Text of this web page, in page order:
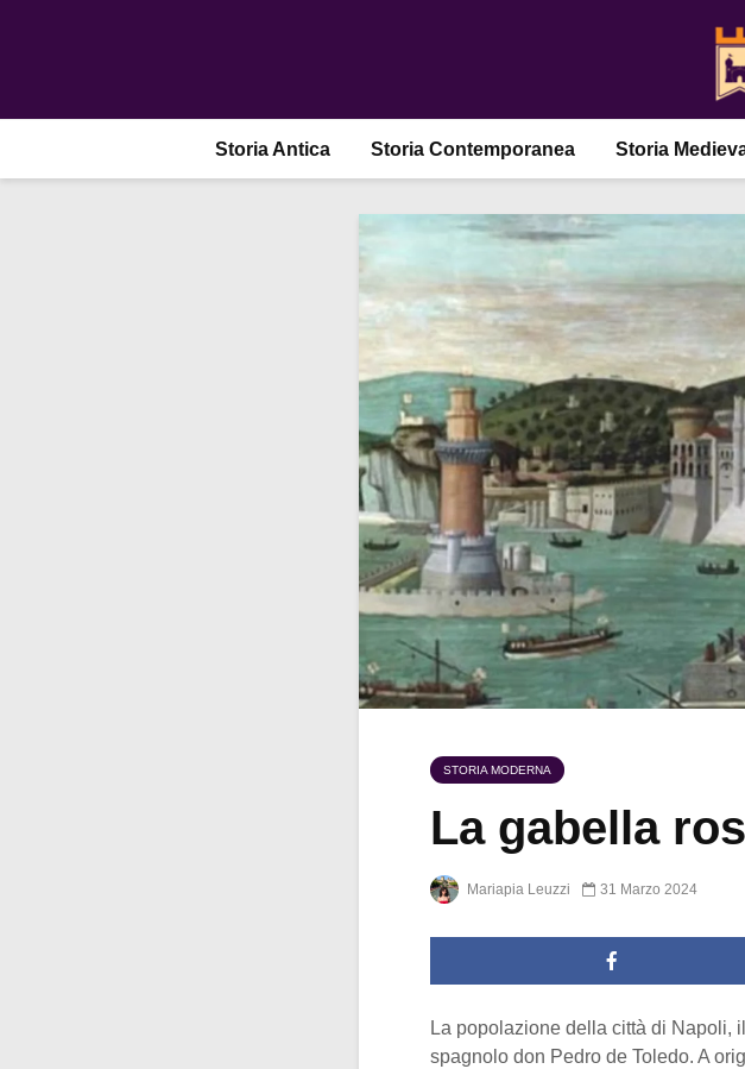
Storia Antica Storia Contemporanea Storia
STORIA MODERNA
La gabella
Mariapia Leuzzi 31 Marzo 2024
La popolazione della città di Napoli,
spagnolo don Pedro de Toledo. A